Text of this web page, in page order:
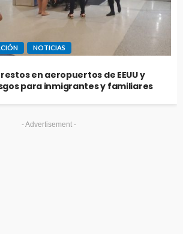
NOTICIAS
en aeropuertos de EEUU y
para inmigrantes y familiares
- Advertisement -